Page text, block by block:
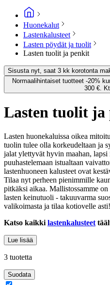
Huonekalut
Lastenkalusteet
Lasten pöydät ja tuolit
Lasten tuolit ja penkit
Sisusta nyt, saat 3 kk korotonta
Normaalihintaiset tuotteet -20%
300 €.
Lasten tuolit ja
Lasten huonekaluissa oikea
tuolin tulee olla korkeudeltaan ja
jalat ylettyvät hyvin maahan,
puuhastelemaan istualtaan
lastenhuoneen kalusteet ovat
Tilaa nyt perheen pienimmille
pitkäksi aikaa. Mallistossamme
lasten keinutuoli - takuuvarma
valikoimasta ja tilaa kotiovelle asti!
Katso kaikki lastenkalusteet
Lue lisää
3 tuotetta
Suodata